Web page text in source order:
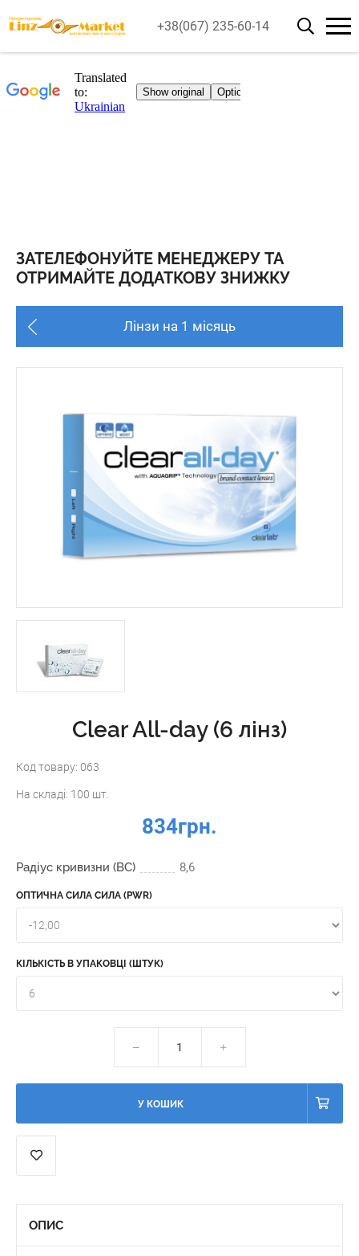
+38(067) 235-60-14
ЗАТЕЛЕФОНУЙТЕ МЕНЕДЖЕРУ ТА
ОТРИМАЙТЕ ДОДАТКОВУ ЗНИЖКУ
Лінзи на 1 місяць
Clear All-day (6 лінз)
Код товару: 063
На складі: 100 шт.
834грн.
Радіус кривизни (BC) 8,6
ОПТИЧНА СИЛА СИЛА (PWR)
КІЛЬКІСТЬ В УПАКОВЦІ (ШТУК)
У КОШИК
ОПИС